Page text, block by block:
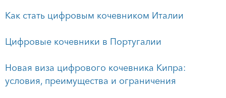
Как стать цифровым кочевником Италии
Цифровые кочевники в Португалии
Новая виза цифрового кочевника Кипра:
условия, преимущества и ограничения